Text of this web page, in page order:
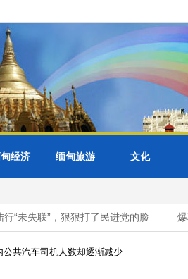
经济 缅甸旅游 文化
未失联”，狠狠打了民进党的脸 爆
公共汽车司机人数却逐渐减少